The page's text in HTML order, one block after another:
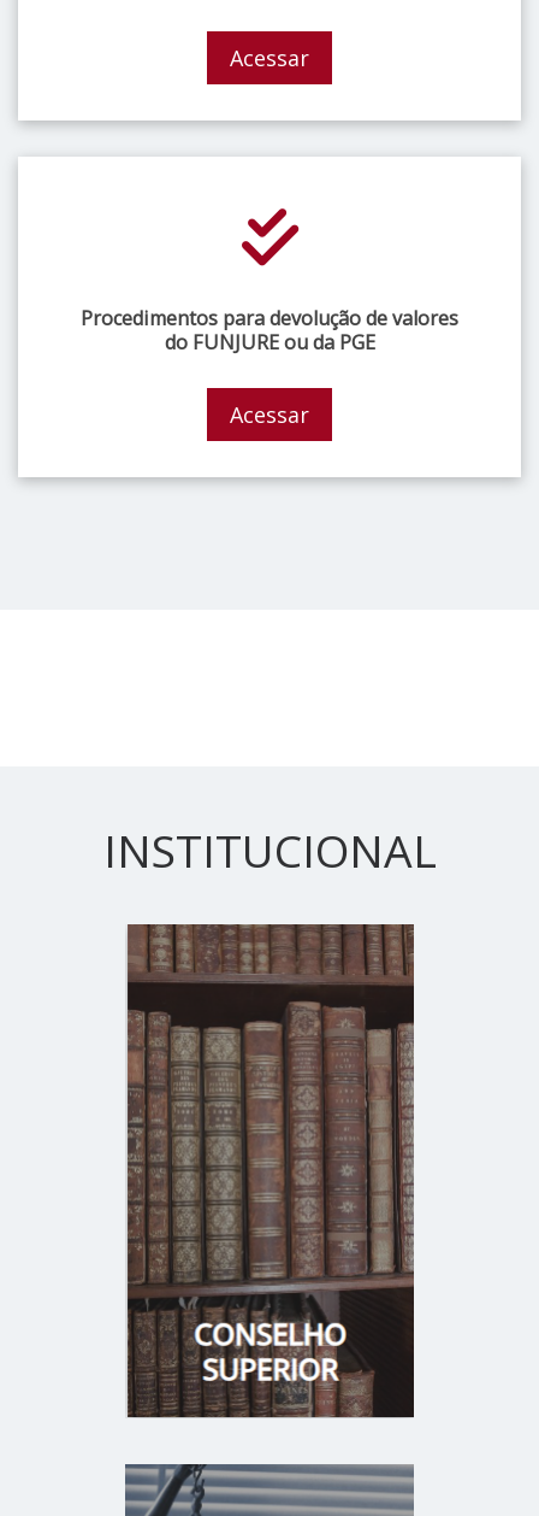
Acessar
Procedimentos para devolução de valores
do FUNJURE ou da PGE
Acessar
INSTITUCIONAL